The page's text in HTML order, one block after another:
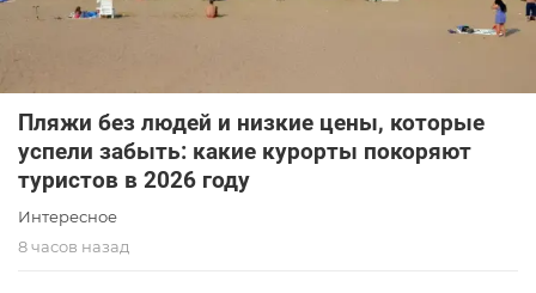
Пляжи без людей и низкие цены, которые
успели забыть: какие курорты покоряют
туристов в 2026 году
Интересное
8 часов назад